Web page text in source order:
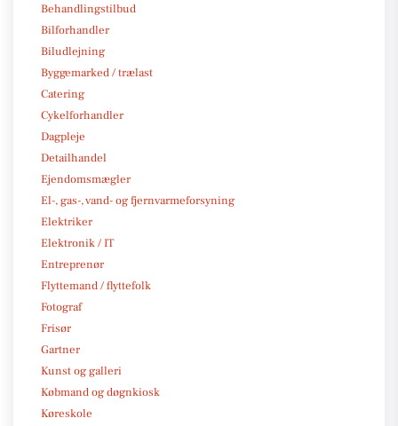
Behandlingstilbud
Bilforhandler
Biludlejning
Byggemarked / trælast
Catering
Cykelforhandler
Dagpleje
Detailhandel
Ejendomsmægler
El-, gas-, vand- og fjernvarmeforsyning
Elektriker
Elektronik / IT
Entreprenør
Flyttemand / flyttefolk
Fotograf
Frisør
Gartner
Kunst og galleri
Købmand og døgnkiosk
Køreskole